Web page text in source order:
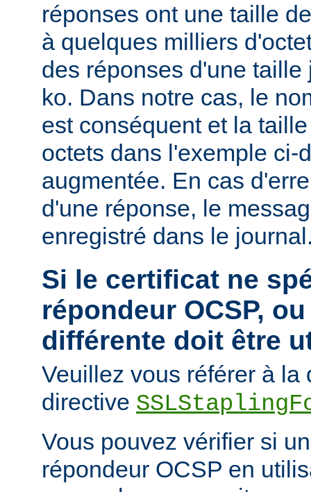
réponses ont une taille
à quelques milliers
des réponses d'une
ko. Dans notre cas, le
est conséquent et la
octets dans l'exemple ci-
augmentée. En cas
d'une réponse, le
enregistré dans le
Si le certificat ne
répondeur OCSP,
différente doit être
Veuillez vous référer à la
directive
Vous pouvez vérifier si
répondeur OCSP en